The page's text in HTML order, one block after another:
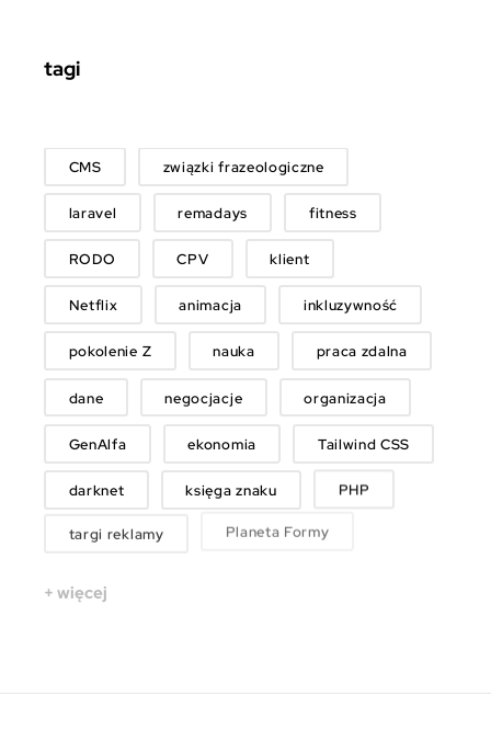
tagi
CMS związki frazeologiczne
laravel remadays fitness
RODO CPV klient
Netflix animacja inkluzywność
pokolenie Z nauka praca zdalna
dane negocjacje organizacja
GenAlfa ekonomia Tailwind CSS
darknet księga znaku PHP
targi reklamy Planeta Formy
+ więcej